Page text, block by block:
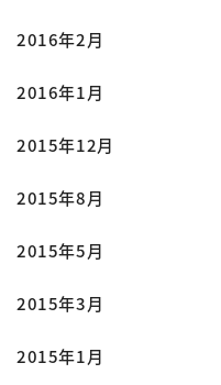
2016年2月
2016年1月
2015年12月
2015年8月
2015年5月
2015年3月
2015年1月